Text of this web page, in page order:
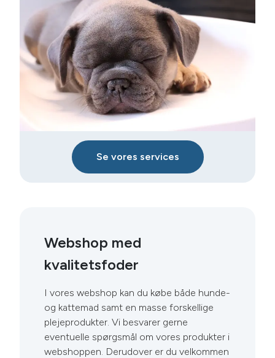
Se vores services
Webshop med
kvalitetsfoder
I vores webshop kan du købe både hunde-
og kattemad samt en masse forskellige
plejeprodukter. Vi besvarer gerne
eventuelle spørgsmål om vores produkter i
webshoppen. Derudover er du velkommen